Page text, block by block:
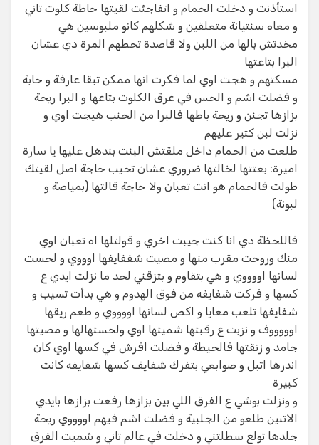
استأذنت و دخلت الحمام و اتفاجئت لقيتها حاطة كلوت تاني
و معاه سنتيانة متعلقين و شكلهم كانو ملبوسين هي
مخدتش بالها من اللبن ولا قاصدة تحطهم المرة دي عشان
البرا بتاعتها
مسكتهم و هجت اوي لما فكرت انها ممكن تبقا عارفة و حابة
و فضلت اشم و الحس في عرق الكلوت بتاعها و البرا ريحة
بزازها تجنن و ريحة باطها فالبرا من الحنب هيجت اوي و
نزلت لبن كتير عليهم
طلعت من الحمام داخل ملقتش البنت بندهل عليها يا سارة
اميرة: بعتتها لخالتها ضروري عشان تحيب حاجة اصل لقيتك
طولت فالحمام هو انت تعبان ولا حاجة قالتها (بمياصة و
لبونة)
فاللحظة دي انا كنت جيبت اخري و قولتلها اه تعبان اوي
منك وروحت مقرب منها و مصيت شففايفها اوووي و لحست
لسانها اووووي و هي بتقاوم و بتزقني لحد ما نزلت ايدي ع
كسها و فركت شفايفه من فوق الهدوم و هي بدأت تسيب و
شفايفها تلعب معايا و اكص لسانها اووووي و طعم ريقها
اوووووف و نزبت ع رقبتها شميتها اوي ولحستهالها و مصيتها
جامد و زنقتها فالحيطة و فضلت افرش في كسها اوي كان
اندرها اتبل و صوابعي بتفرك شفايف كسها شفايفه كانت
كبيرة
و ونزلت بوشي ع الفرق اللي بين بزازها رفعت بزازها بايدي
الاتنين طلعو من الجلبية و فضلت اشم فيهم اووووي ريحة
جلدها تولع سطلتني و دخلت في عالم تاني و شميت الفرق